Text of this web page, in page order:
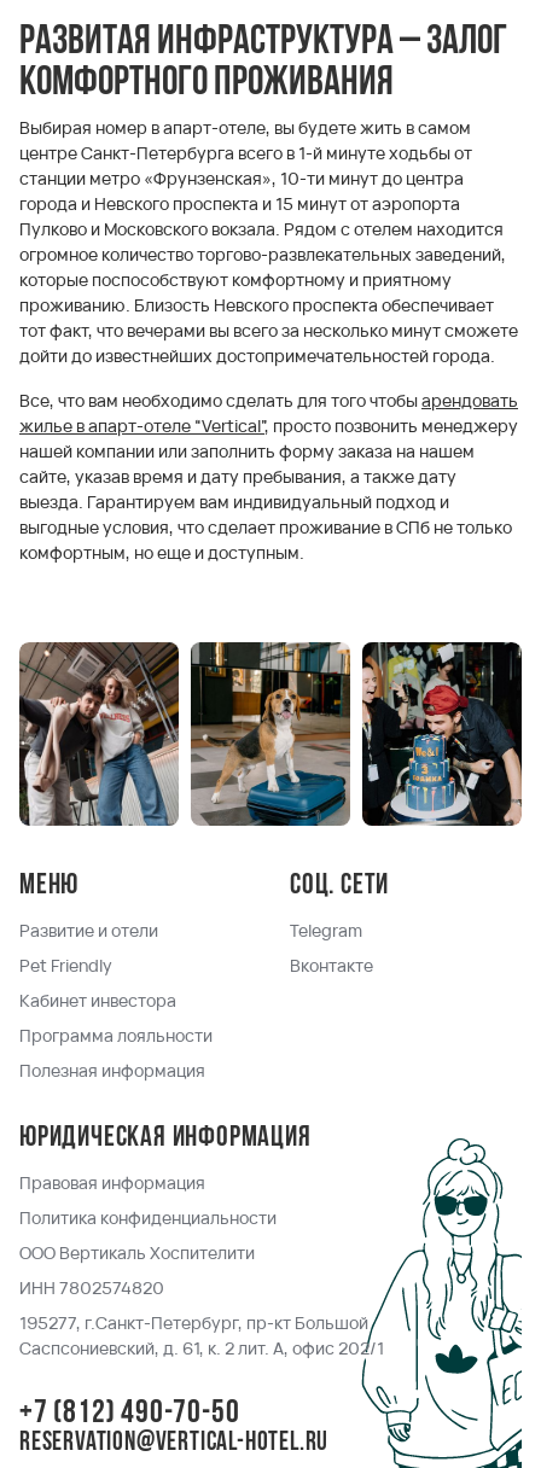
Развитая инфраструктура – залог
комфортного проживания
Выбирая номер в апарт-отеле, вы будете жить в самом
центре Санкт-Петербурга всего в 1-й минуте ходьбы от
станции метро «Фрунзенская», 10-ти минут до центра
города и Невского проспекта и 15 минут от аэропорта
Пулково и Московского вокзала. Рядом с отелем находится
огромное количество торгово-развлекательных заведений,
которые поспособствуют комфортному и приятному
проживанию. Близость Невского проспекта обеспечивает
тот факт, что вечерами вы всего за несколько минут сможете
дойти до известнейших достопримечательностей города.
Все, что вам необходимо сделать для того чтобыарендовать
жилье в апарт-отеле “Vertical”, просто позвонить менеджеру
нашей компании или заполнить форму заказа на нашем
сайте, указав время и дату пребывания, а также дату
выезда. Гарантируем вам индивидуальный подход и
выгодные условия, что сделает проживание в СПб не только
комфортным, но еще и доступным.
Меню
Развитие и отели
Pet Friendly
Кабинет инвестора
Программа лояльности
Полезная информация
Соц. сети
Telegram
Вконтакте
Юридическая информация
Правовая информация
Политика конфиденциальности
ООО Вертикаль Хоспителити
ИНН 7802574820
195277, г.Санкт-Петербург, пр-кт Большой
Саспсониевский, д. 61, к. 2 лит. А, офис 202/1
+7 (812) 490-70-50
reservation@vertical-hotel.ru